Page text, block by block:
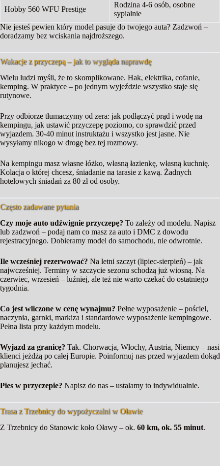
Hobby 560 WFU Prestige
Rodzina 4-6 osób, osobne
sypialnie
Nie jesteś pewien który model pasuje do twojego auta? Zadzwoń –
doradzamy bez wciskania najdroższego.
Wakacje z przyczepą – jak to wygląda naprawdę
Wielu ludzi myśli, że to skomplikowane. Hak, elektrika, cofanie,
kemping. W praktyce – po jednym wyjeździe wszystko staje się
rutynowe.
Przy odbiorze tłumaczymy od zera: jak podłączyć prąd i wodę na
kempingu, jak ustawić przyczepę poziomo, co sprawdzić przed
wyjazdem. 30-40 minut instruktażu i wszystko jest jasne. Nie
wysyłamy nikogo w drogę bez tej rozmowy.
Na kempingu masz własne łóżko, własną łazienkę, własną kuchnię.
Kolacja o której chcesz, śniadanie na tarasie z kawą. Żadnych
hotelowych śniadań za 80 zł od osoby.
Często zadawane pytania
Czy moje auto udźwignie przyczepę? To zależy od modelu. Napisz
lub zadzwoń – podaj nam co masz za auto i DMC z dowodu
rejestracyjnego. Dobieramy model do samochodu, nie odwrotnie.
Ile wcześniej rezerwować? Na letni szczyt (lipiec-sierpień) – jak
najwcześniej. Terminy w szczycie sezonu schodzą już wiosną. Na
czerwiec, wrzesień – luźniej, ale też nie warto czekać do ostatniego
tygodnia.
Co jest wliczone w cenę wynajmu? Pełne wyposażenie – pościel,
naczynia, garnki, markiza i standardowe wyposażenie kempingowe.
Pełna lista przy każdym modelu.
Wyjazd za granicę? Tak. Chorwacja, Włochy, Austria, Niemcy – nasi
klienci jeżdżą po całej Europie. Poinformuj nas przed wyjazdem dokąd
planujesz jechać.
Pies w przyczepie? Napisz do nas – ustalamy to indywidualnie.
Trasa z Trzebnicy do wypożyczalni w Oławie
Z Trzebnicy do Stanowic koło Oławy – ok. 60 km, ok. 55 minut.